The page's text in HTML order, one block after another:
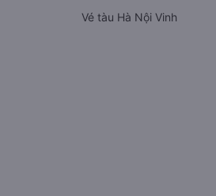
Vé tàu Hà Nội Vinh